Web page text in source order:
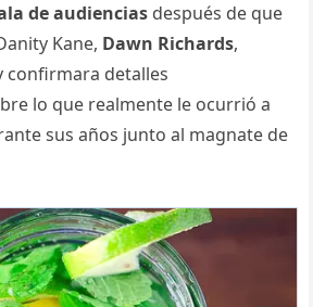
de audiencias después de que
Kane, Dawn Richards,
confirmara detalles
lo que realmente le ocurrió a
sus años junto al magnate de